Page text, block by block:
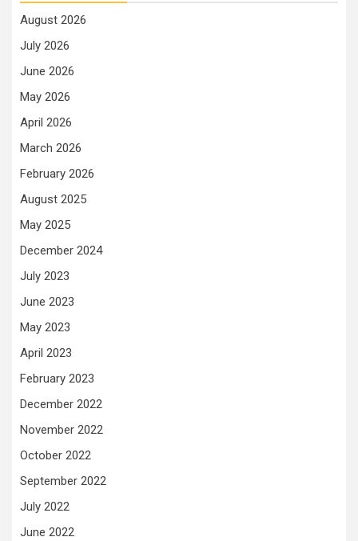
August 2026
July 2026
June 2026
May 2026
April 2026
March 2026
February 2026
August 2025
May 2025
December 2024
July 2023
June 2023
May 2023
April 2023
February 2023
December 2022
November 2022
October 2022
September 2022
July 2022
June 2022